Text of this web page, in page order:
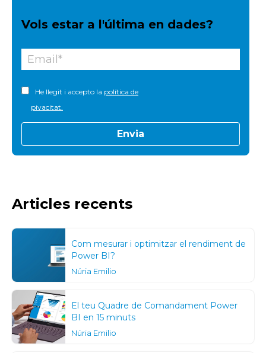
Vols estar a l'última en dades?
He llegit i accepto la política de
pivacitat.
Articles recents
Com mesurar i optimitzar el rendiment de
Power BI?
Núria Emilio
El teu Quadre de Comandament Power
BI en 15 minuts
Núria Emilio